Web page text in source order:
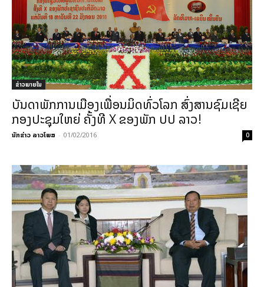
ຂ່າວພາຍ​ໃນ
ບັນດາພັກການເມືອງເພື່ອນມິດທົ່ວໂລກ ສົ່ງສານຊົມເຊີຍ
ກອງປະຊຸມໃຫຍ່ ຄັ້ງທີ X ຂອງພັກ ປປ ລາວ!
ນັກຂ່າວ ລາວໂພສ - 01/02/2016 0